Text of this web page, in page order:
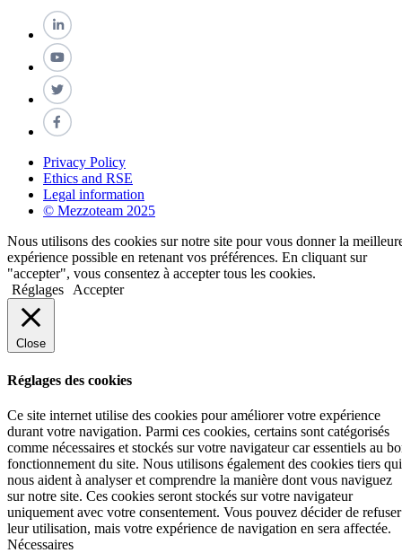
Privacy Policy
Ethics and RSE
Legal information
© Mezzoteam 2025
Nous utilisons des cookies sur notre site pour vous donner la
expérience possible en retenant vos préférences. En cliquant sur
"accepter", vous consentez à accepter tous les cookies.
Réglages Accepter
Close
Réglages des cookies
Ce site internet utilise des cookies pour améliorer votre expérience
durant votre navigation. Parmi ces cookies, certains sont catégorisés
comme nécessaires et stockés sur votre navigateur car essentiels au
fonctionnement du site. Nous utilisons également des cookies tiers qui
nous aident à analyser et comprendre la manière dont vous naviguez
sur notre site. Ces cookies seront stockés sur votre navigateur
uniquement avec votre consentement. Vous pouvez décider de refuser
leur utilisation, mais votre expérience de navigation en sera affectée.
Nécessaires